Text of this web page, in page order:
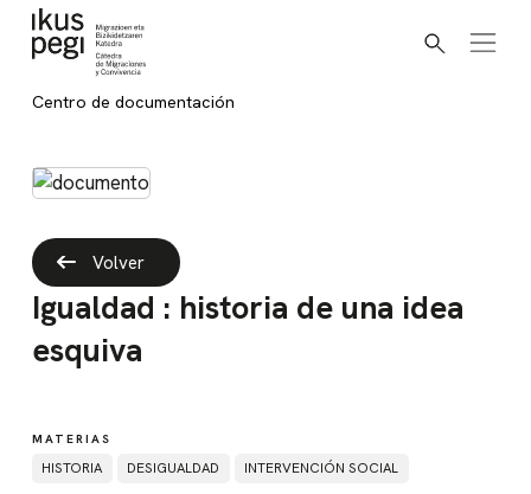
Buscar
Centro de documentación
Volver
Igualdad : historia de una idea
esquiva
MATERIAS
HISTORIA DESIGUALDAD INTERVENCIÓN SOCIAL